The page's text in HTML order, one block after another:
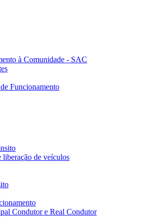
à Comunidade - SAC
Funcionamento
liberação de veículos
Condutor e Real Condutor